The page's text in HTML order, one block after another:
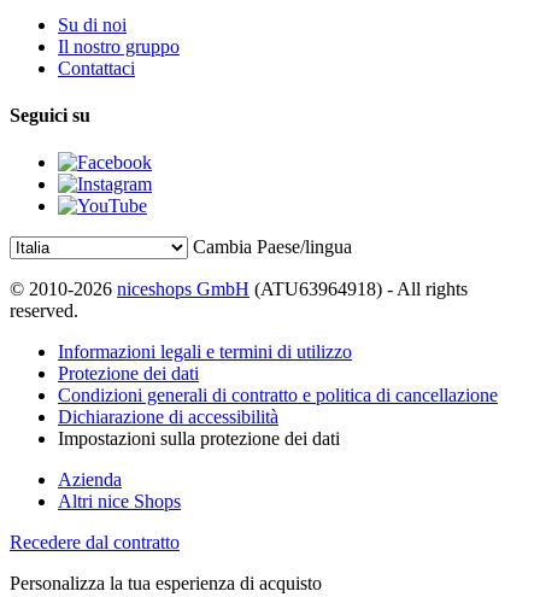
Su di noi
Il nostro gruppo
Contattaci
Seguici su
Cambia Paese/lingua
© 2010-2026 niceshops GmbH (ATU63964918) - All rights
reserved.
Informazioni legali e termini di utilizzo
Protezione dei dati
Condizioni generali di contratto e politica di cancellazione
Dichiarazione di accessibilità
Impostazioni sulla protezione dei dati
Azienda
Altri nice Shops
Recedere dal contratto
Personalizza la tua esperienza di acquisto